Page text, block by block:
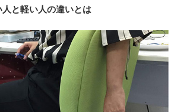
人と軽い人の違いとは